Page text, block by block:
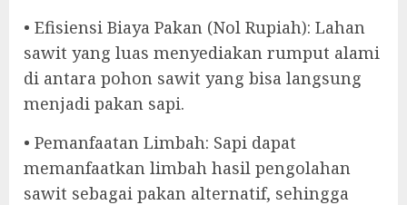
• Efisiensi Biaya Pakan (Nol Rupiah): Lahan
sawit yang luas menyediakan rumput alami
di antara pohon sawit yang bisa langsung
menjadi pakan sapi.
• Pemanfaatan Limbah: Sapi dapat
memanfaatkan limbah hasil pengolahan
sawit sebagai pakan alternatif, sehingga